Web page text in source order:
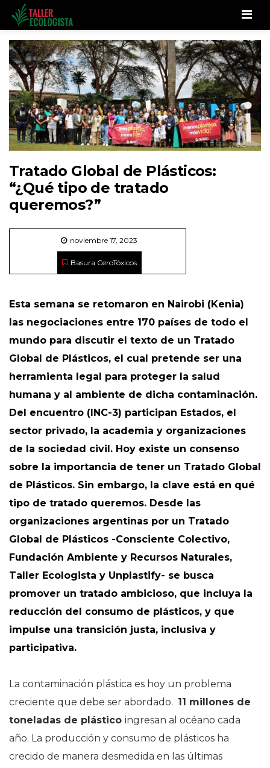
Tratado Global de Plásticos:
“¿Qué tipo de tratado
queremos?”
noviembre 17, 2023
Basura CeroTóxicos
Esta semana se retomaron en Nairobi (Kenia)
las negociaciones entre 170 países de todo el
mundo para discutir el texto de un Tratado
Global de Plásticos, el cual pretende ser una
herramienta legal para proteger la salud
humana y al ambiente de dicha contaminación.
Del encuentro (INC-3) participan Estados, el
sector privado, la academia y organizaciones
de la sociedad civil. Hoy existe un consenso
sobre la importancia de tener un Tratado Global
de Plásticos. Sin embargo, la clave está en qué
tipo de tratado queremos. Desde las
organizaciones argentinas por un Tratado
Global de Plásticos -Consciente Colectivo,
Fundación Ambiente y Recursos Naturales,
Taller Ecologista y Unplastify- se busca
promover un tratado ambicioso, que incluya la
reducción del consumo de plásticos, y que
impulse una transición justa, inclusiva y
participativa.
La contaminación plástica es hoy un problema
creciente que debe ser abordado. 11 millones de
toneladas de plástico ingresan al océano cada
año. La producción y consumo de plásticos ha
crecido de manera desmedida en las últimas